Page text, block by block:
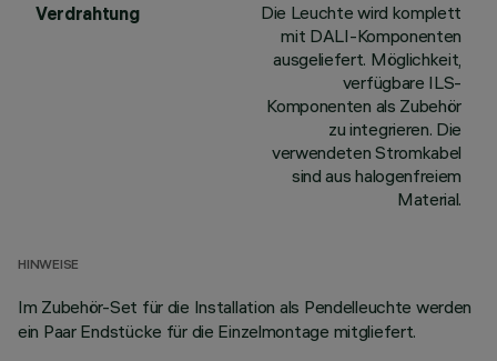
Verdrahtung
Die Leuchte wird komplett
mit DALI-Komponenten
ausgeliefert. Möglichkeit,
verfügbare ILS-
Komponenten als Zubehör
zu integrieren. Die
verwendeten Stromkabel
sind aus halogenfreiem
Material.
HINWEISE
Im Zubehör-Set für die Installation als Pendelleuchte werden
ein Paar Endstücke für die Einzelmontage mitgliefert.